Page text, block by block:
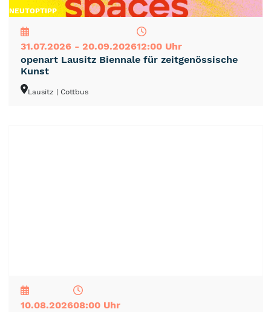
NEUTOPTIPP
31.07.2026 - 20.09.202612:00 Uhr
openart Lausitz Biennale für zeitgenössische
Kunst
Lausitz | Cottbus
10.08.202608:00 Uhr